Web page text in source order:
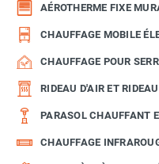
AÉROTHERME FIXE
CHAUFFAGE MOBILE
CHAUFFAGE POUR
RIDEAU D'AIR ET
PARASOL CHAUFFANT
CHAUFFAGE